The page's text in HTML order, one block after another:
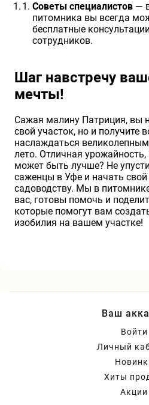
Советы специалистов —
питомника вы всегда
бесплатные
сотрудников.
Шаг навстречу
мечты!
Сажая малину Патриция, вы
свой участок, но и получите
наслаждаться
лето. Отличная
может быть лучше? Не
саженцы в Уфе и начать
садоводству. Мы в
вас, готовы помочь и
которые помогут вам
изобилия на вашем участке!
Ваш
Войти
Личный
Хиты
Акции